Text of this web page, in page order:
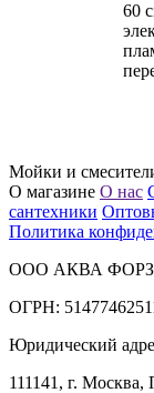
60
Мойки и
О магазине О нас
сантехники
Политика
ООО АКВА
ОГРН:
Юридический
111141, г. Москва,